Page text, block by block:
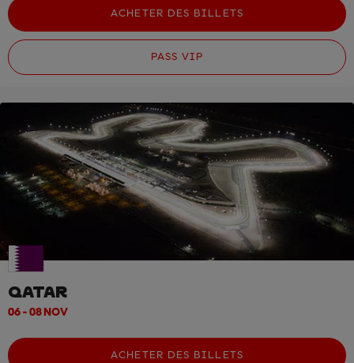
ACHETER DES BILLETS
PASS VIP
QATAR
06 - 08 NOV
ACHETER DES BILLETS